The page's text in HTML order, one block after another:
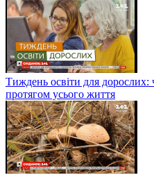
Тиждень освіти для
протягом усього життя